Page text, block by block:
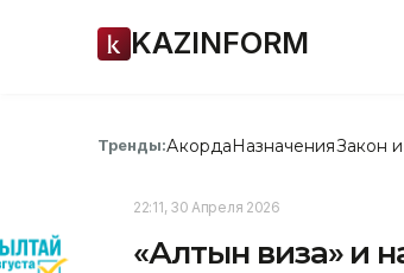
KAZINFORM
Тренды:АкордаНазначенияЗакон
22:11, 30 Апреля 2026
«Алтын виза» и